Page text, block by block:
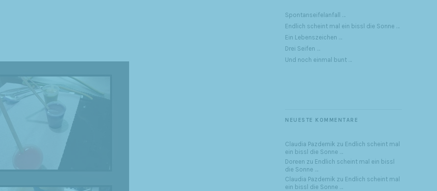
Spontanseifelanfall …
Endlich scheint mal ein bissl die Sonne …
Ein Lebenszeichen …
Drei Seifen …
Und noch einmal bunt …
NEUESTE KOMMENTARE
Claudia Pazdernik zu Endlich scheint mal
ein bissl die Sonne …
Doreen zu Endlich scheint mal ein bissl
die Sonne …
Claudia Pazdernik zu Endlich scheint mal
ein bissl die Sonne …